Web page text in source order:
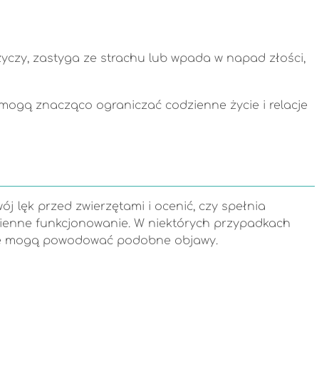
zastyga ze strachu lub wpada w napad złości,
znacząco ograniczać codzienne życie i relacje
lęk przed zwierzętami i ocenić, czy spełnia
funkcjonowanie. W niektórych przypadkach
powodować podobne objawy.